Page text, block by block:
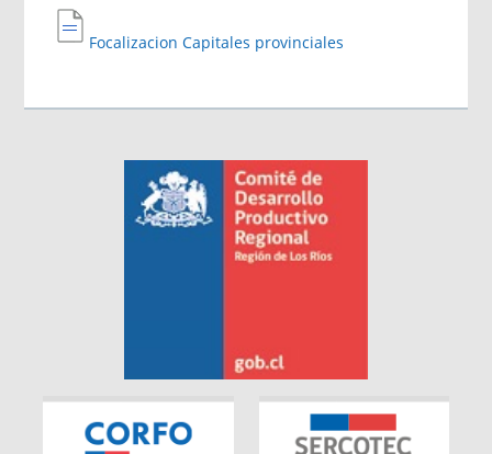
Focalizacion Capitales provinciales